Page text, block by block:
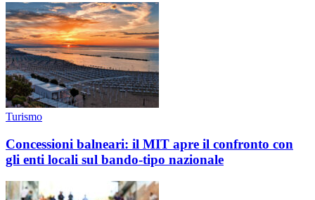
Turismo
Concessioni balneari: il MIT apre il confronto con
gli enti locali sul bando-tipo nazionale